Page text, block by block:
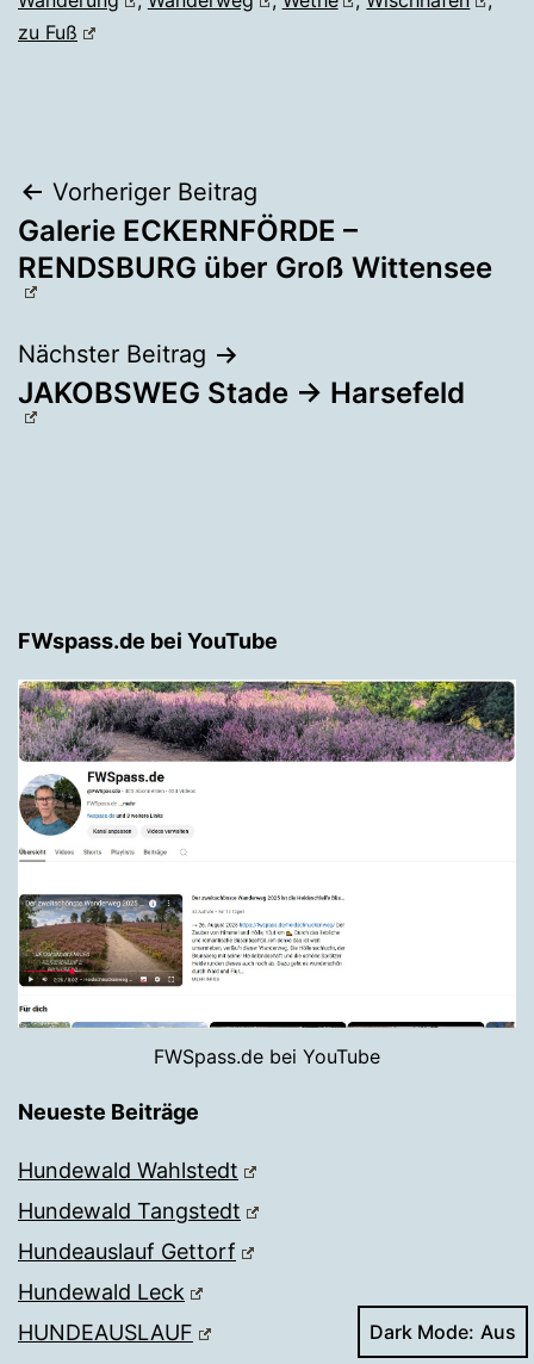
zu Fuß
Beitragsnavigation
Vorheriger Beitrag
Galerie ECKERNFÖRDE –
RENDSBURG über Groß Wittensee
Nächster Beitrag
JAKOBSWEG Stade → Harsefeld
FWspass.de bei YouTube
FWSpass.de bei YouTube
Neueste Beiträge
Hundewald Wahlstedt
Hundewald Tangstedt
Hundeauslauf Gettorf
Hundewald Leck
HUNDEAUSLAUF
Dark Mode: